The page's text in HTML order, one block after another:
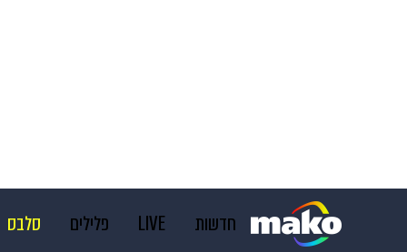
חדשות LIVE פלילים סלבס